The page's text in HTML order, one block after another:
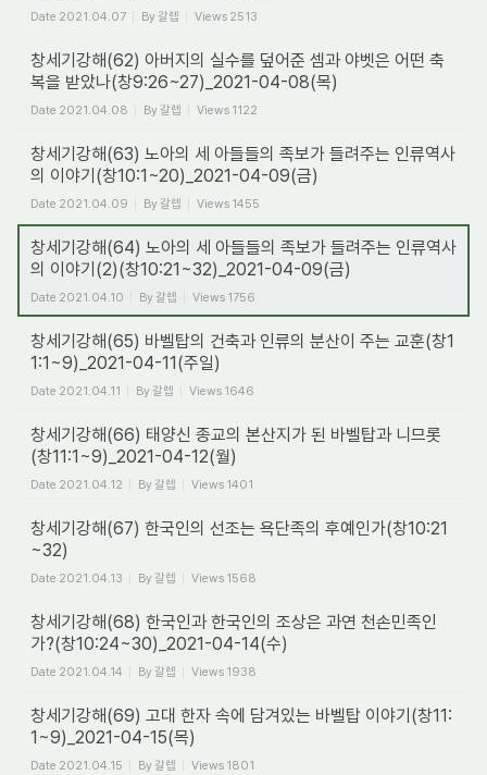
Date 2021.04.07 By갈렙 Views 2513
창세기강해(62) 아버지의 실수를 덮어준 셈과 야벳은 어떤 축
복을 받았나(창9:26~27)_2021-04-08(목)
Date 2021.04.08 By갈렙 Views 1122
창세기강해(63) 노아의 세 아들들의 족보가 들려주는 인류역사
의 이야기(창10:1~20)_2021-04-09(금)
Date 2021.04.09 By갈렙 Views 1455
창세기강해(64) 노아의 세 아들들의 족보가 들려주는 인류역사
의 이야기(2)(창10:21~32)_2021-04-09(금)
Date 2021.04.10 By갈렙 Views 1756
창세기강해(65) 바벨탑의 건축과 인류의 분산이 주는 교훈(창1
1:1~9)_2021-04-11(주일)
Date 2021.04.11 By갈렙 Views 1646
창세기강해(66) 태양신 종교의 본산지가 된 바벨탑과 니므롯
(창11:1~9)_2021-04-12(월)
Date 2021.04.12 By갈렙 Views 1401
창세기강해(67) 한국인의 선조는 욕단족의 후예인가(창10:21
~32)
Date 2021.04.13 By갈렙 Views 1568
창세기강해(68) 한국인과 한국인의 조상은 과연 천손민족인
가?(창10:24~30)_2021-04-14(수)
Date 2021.04.14 By갈렙 Views 1938
창세기강해(69) 고대 한자 속에 담겨있는 바벨탑 이야기(창11:
1~9)_2021-04-15(목)
Date 2021.04.15 By갈렙 Views 1801